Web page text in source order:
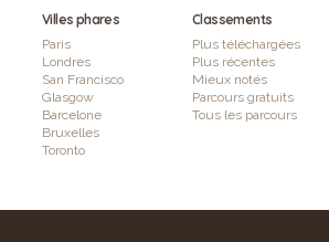
Villes phares
Paris
Londres
San Francisco
Glasgow
Barcelone
Bruxelles
Toronto
Classements
Plus téléchargées
Plus récentes
Mieux notés
Parcours gratuits
Tous les parcours